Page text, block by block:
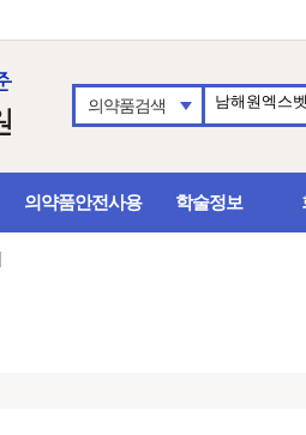
의약품검색
의약품안전사용 학술정보